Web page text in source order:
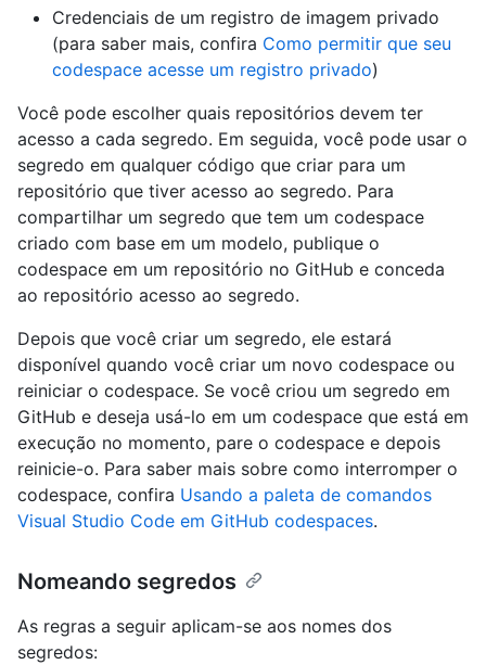
Credenciais de um registro de imagem privado
(para saber mais, confira Como permitir que seu
codespace acesse um registro privado)
Você pode escolher quais repositórios devem ter
acesso a cada segredo. Em seguida, você pode usar o
segredo em qualquer código que criar para um
repositório que tiver acesso ao segredo. Para
compartilhar um segredo que tem um codespace
criado com base em um modelo, publique o
codespace em um repositório no GitHub e conceda
ao repositório acesso ao segredo.
Depois que você criar um segredo, ele estará
disponível quando você criar um novo codespace ou
reiniciar o codespace. Se você criou um segredo em
GitHub e deseja usá-lo em um codespace que está em
execução no momento, pare o codespace e depois
reinicie-o. Para saber mais sobre como interromper o
codespace, confira Usando a paleta de comandos
Visual Studio Code em GitHub codespaces.
Nomeando segredos
As regras a seguir aplicam-se aos nomes dos
segredos: